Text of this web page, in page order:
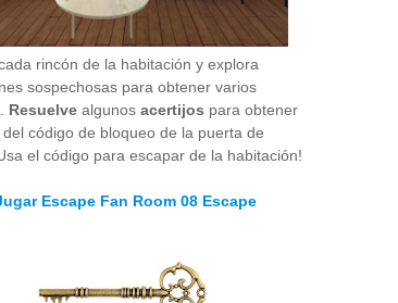
rincón de la habitación y explora
sospechosas para obtener varios
Resuelve algunos acertijos para obtener
del código de bloqueo de la puerta de
el código para escapar de la habitación!
Escape Fan Room 08 Escape